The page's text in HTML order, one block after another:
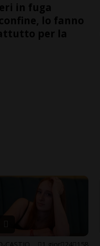
in fuga
lo fanno
per la